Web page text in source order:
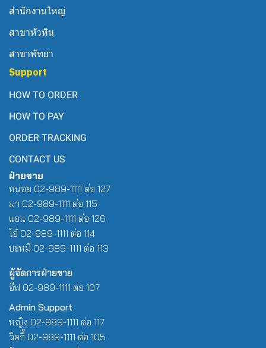
สำนักงานใหญ่
สาขาหัวหิน
สาขาพัทยา
Support
HOW TO ORDER
HOW TO PAY
ORDER TRACKING
CONTACT US
ฝ่ายขาย
หน่อย 02-989-1111 ต่อ 127
มา 02-989-1111 ต่อ 115
แอน 02-989-1111 ต่อ 126
โอ๋ 02-989-1111 ต่อ 114
บะหมี่ 02-989-1111 ต่อ 113
ผู้จัดการฝ่ายขาย
อีฟ 02-989-1111 ต่อ 107
Admin Support
หญิง 02-989-1111 ต่อ 117
วิคกี้ 02-989-1111 ต่อ 105